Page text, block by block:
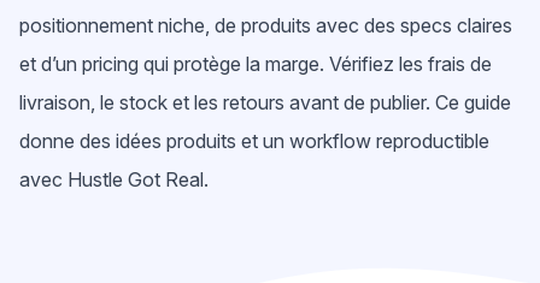
positionnement niche, de produits avec des specs claires
et d’un pricing qui protège la marge. Vérifiez les frais de
livraison, le stock et les retours avant de publier. Ce guide
donne des idées produits et un workflow reproductible
avec Hustle Got Real.